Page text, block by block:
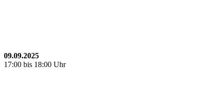
09.09.2025
17:00 bis 18:00 Uhr